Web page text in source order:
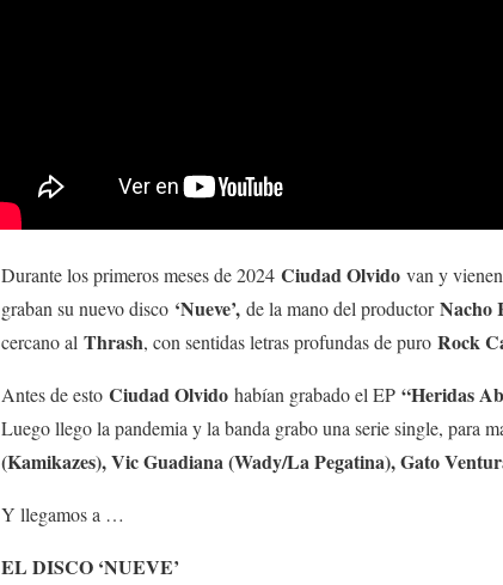
Durante los primeros meses de 2024 Ciudad Olvido van y
graban su nuevo disco ‘Nueve’, de la mano del productorNacho
cercano al Thrash, con sentidas letras profundas de puro Rock
Antes de esto Ciudad Olvido habían grabado el EP “Heridas
Luego llego la pandemia y la banda grabo una serie single, para
(Kamikazes), Vic Guadiana (Wady/La Pegatina), Gato
Y llegamos a …
EL DISCO ‘NUEVE’